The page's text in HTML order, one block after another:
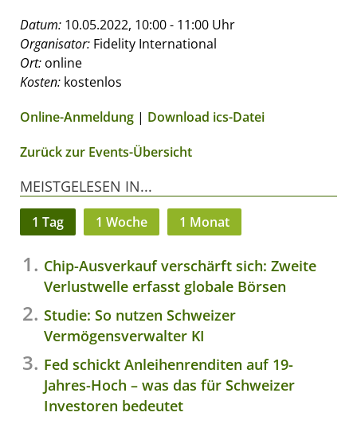
Datum: 10.05.2022, 10:00 - 11:00 Uhr
Organisator: Fidelity International
Ort: online
Kosten: kostenlos
Online-Anmeldung | Download ics-Datei
Zurück zur Events-Übersicht
MEISTGELESEN IN...
1 Tag 1 Woche 1 Monat
Chip-Ausverkauf verschärft sich: Zweite
Verlustwelle erfasst globale Börsen
Studie: So nutzen Schweizer
Vermögensverwalter KI
Fed schickt Anleihenrenditen auf 19-
Jahres-Hoch – was das für Schweizer
Investoren bedeutet